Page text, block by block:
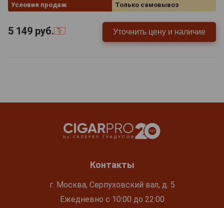
Условия продаж
Только самовывоз
5 149 руб. Уточнить цену и наличие
Контакты
г. Москва, Серпуховский вал, д. 5
Ежедневно с 10:00 до 22:00